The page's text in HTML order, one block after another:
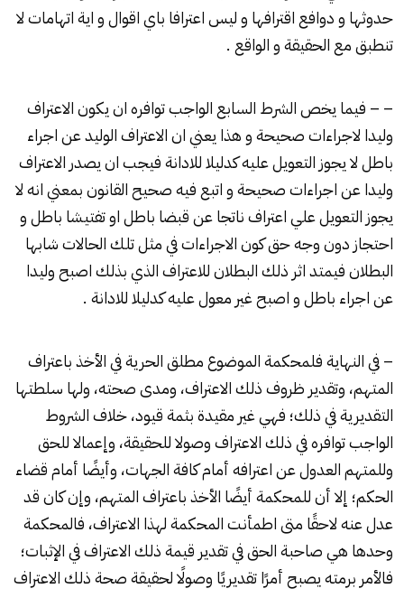
حدوثها و دوافع اقترافها و ليس اعترافا باي اقوال و اية اتهامات لا
تنطبق مع الحقيقة و الواقع .
– – فيما يخص الشرط السابع الواجب توافره ان يكون الاعتراف
وليدا لاجراءات صحيحة و هذا يعني ان الاعتراف الوليد عن اجراء
باطل لا يجوز التعويل عليه كدليلا للادانة فيجب ان يصدر الاعتراف
وليدا عن اجراءات صحيحة و اتبع فيه صحيح القانون بمعني انه لا
يجوز التعويل علي اعتراف ناتجا عن قبضا باطل او تفتيشا باطل و
احتجاز دون وجه حق كون الاجراءات في مثل تلك الحالات شابها
البطلان فيمتد اثر ذلك البطلان للاعتراف الذي بذلك اصبح وليدا
عن اجراء باطل و اصبح غير معول عليه كدليلا للادانة .
– في النهاية فلمحكمة الموضوع مطلق الحرية في الأخذ باعتراف
المتهم، وتقدير ظروف ذلك الاعتراف، ومدى صحته، ولها سلطتها
التقديرية في ذلك؛ فهي غير مقيدة بثمة قيود، خلاف الشروط
الواجب توافره في ذلك الاعتراف وصولا للحقيقة، وإعمالا للحق
وللمتهم العدول عن اعترافه أمام كافة الجهات، وأيضًا أمام قضاء
الحكم؛ إلا أن للمحكمة أيضًا الأخذ باعتراف المتهم، وإن كان قد
عدل عنه لاحقًا متى اطمأنت المحكمة لهذا الاعتراف، فالمحكمة
وحدها هي صاحبة الحق في تقدير قيمة ذلك الاعتراف في الإثبات؛
فالأمر برمته يصبح أمرًا تقديريًا وصولًا لحقيقة صحة ذلك الاعتراف